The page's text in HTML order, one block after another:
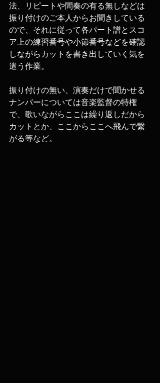
法、リピートや間奏の有る無しなどは
振り付けのご本人からお聞きしている
ので、それに従って各パート譜とスコ
ア上の練習番号や小節番号などを確認
しながらカットを書き出していく気を
遣う作業。
振り付けの無い、演奏だけで聞かせる
ナンバーについては音楽監督の特権
で、歌いながらここは繰り返しだから
カットとか、ここからここへ飛んで繋
がる等など。